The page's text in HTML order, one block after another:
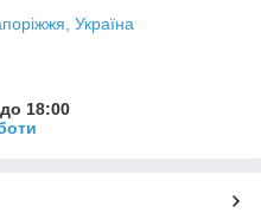
Україна
18:00